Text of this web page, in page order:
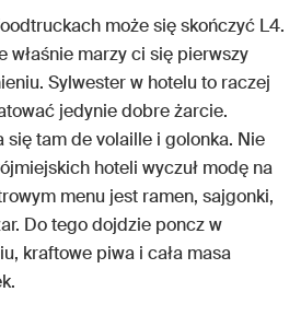
może się skończyć L4.
właśnie marzy ci się pierwszy
Sylwester w hotelu to raczej
jedynie dobre żarcie.
tam de volaille i golonka. Nie
hoteli wyczuł modę na
menu jest ramen, sajgonki,
Do tego dojdzie poncz w
kraftowe piwa i cała masa